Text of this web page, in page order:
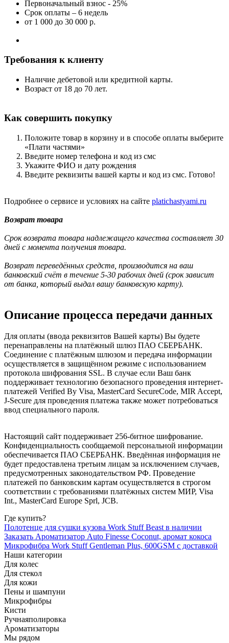
Первоначальный взнос - 25%
Срок оплаты – 6 недель
от 1 000 до 30 000 р.
Требования к клиенту
Наличие дебетовой или кредитной карты.
Возраст от 18 до 70 лет.
Как совершить покупку
Положите товар в корзину и в способе оплаты выберите
«Плати частями»
Введите номер телефона и код из смс
Укажите ФИО и дату рождения
Введите реквизиты вашей карты и код из смс. Готово!
Подробнее о сервисе и условиях на сайте platichastyami.ru
Возврат товара
Срок возврата товара надлежащего качества составляет 30
дней с момента получения товара.
Возврат переведённых средств, производится на ваш
банковский счёт в течение 5-30 рабочих дней (срок зависит
от банка, который выдал вашу банковскую карту).
Описание процесса передачи данных
Для оплаты (ввода реквизитов Вашей карты) Вы будете
перенаправлены на платёжный шлюз ПАО СБЕРБАНК.
Соединение с платёжным шлюзом и передача информации
осуществляется в защищённом режиме с использованием
протокола шифрования SSL. В случае если Ваш банк
поддерживает технологию безопасного проведения интернет-
платежей Verified By Visa, MasterCard SecureCode, MIR Accept,
J-Secure для проведения платежа также может потребоваться
ввод специального пароля.
Настоящий сайт поддерживает 256-битное шифрование.
Конфиденциальность сообщаемой персональной информации
обеспечивается ПАО СБЕРБАНК. Введённая информация не
будет предоставлена третьим лицам за исключением случаев,
предусмотренных законодательством РФ. Проведение
платежей по банковским картам осуществляется в строгом
соответствии с требованиями платёжных систем МИР, Visa
Int., MasterCard Europe Sprl, JCB.
Где купить?
Полотенце для сушки кузова Work Stuff Beast в наличии
Заказать Ароматизатор Auto Finesse Coconut, аромат кокоса
Микрофибра Work Stuff Gentleman Plus, 600GSM с доставкой
Наши категории
Для колес
Для стекол
Для кожи
Пены и шампуни
Микрофибры
Кисти
Ручнаяполировка
Ароматизаторы
Мы рядом